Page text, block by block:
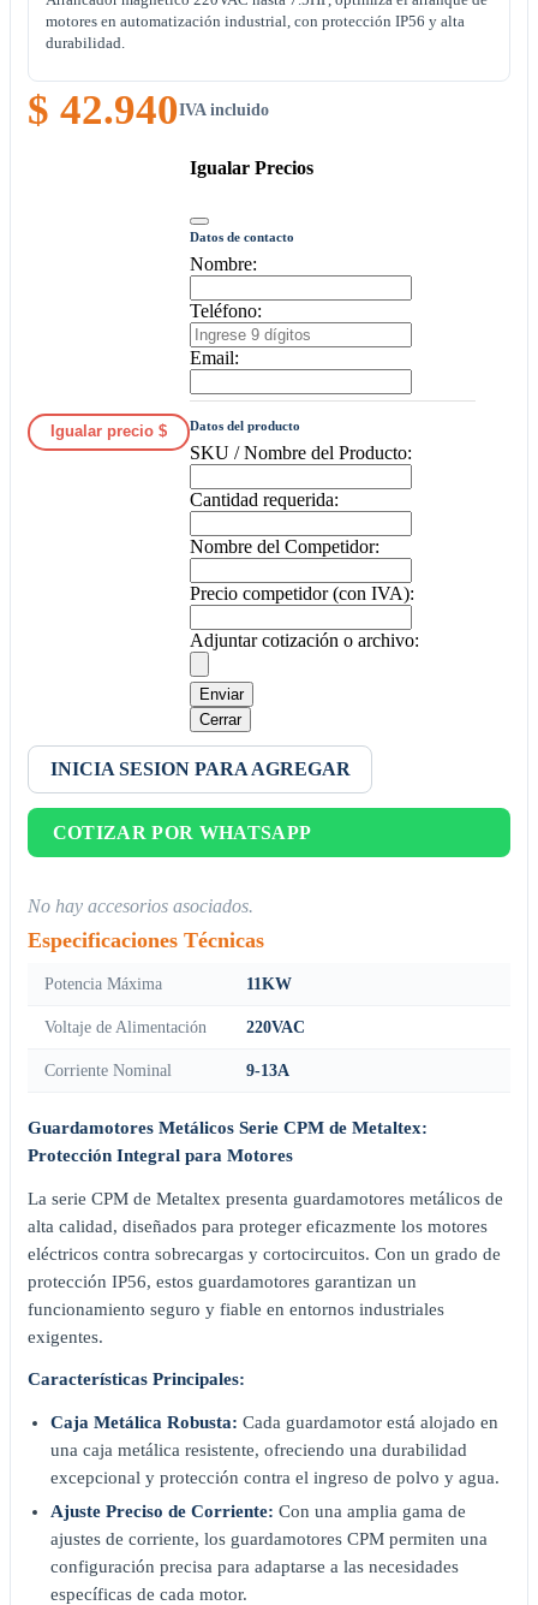
motores en automatización industrial, con protección IP56 y alta
durabilidad.
$ 42.940IVA incluido
Igualar precio $
Igualar Precios
Datos de contacto
Nombre:
Teléfono:
Email:
Datos del producto
SKU / Nombre del Producto:
Cantidad requerida:
Nombre del Competidor:
Precio competidor (con IVA):
Adjuntar cotización o archivo:
Enviar
Cerrar
INICIA SESION PARA AGREGAR
COTIZAR POR WHATSAPP
No hay accesorios asociados.
Especificaciones Técnicas
Potencia Máxima 11KW
Voltaje de Alimentación 220VAC
Corriente Nominal 9-13A
Guardamotores Metálicos Serie CPM de Metaltex:
Protección Integral para Motores
La serie CPM de Metaltex presenta guardamotores metálicos de
alta calidad, diseñados para proteger eficazmente los motores
eléctricos contra sobrecargas y cortocircuitos. Con un grado de
protección IP56, estos guardamotores garantizan un
funcionamiento seguro y fiable en entornos industriales
exigentes.
Características Principales:
Caja Metálica Robusta: Cada guardamotor está alojado en
una caja metálica resistente, ofreciendo una durabilidad
excepcional y protección contra el ingreso de polvo y agua.
Ajuste Preciso de Corriente: Con una amplia gama de
ajustes de corriente, los guardamotores CPM permiten una
configuración precisa para adaptarse a las necesidades
específicas de cada motor.